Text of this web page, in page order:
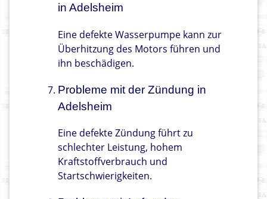
in Adelsheim
Eine defekte Wasserpumpe kann zur
Überhitzung des Motors führen und
ihn beschädigen.
Probleme mit der Zündung in
Adelsheim
Eine defekte Zündung führt zu
schlechter Leistung, hohem
Kraftstoffverbrauch und
Startschwierigkeiten.